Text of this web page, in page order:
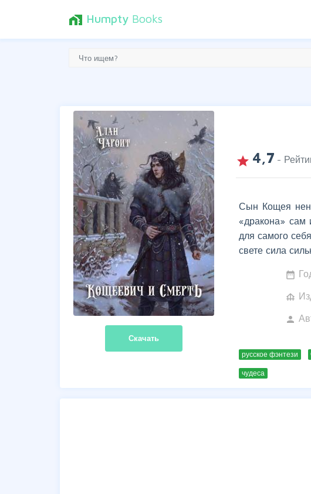
home_work Humpty Books
Скачать
grade 4,7 -
Сын Кощея
«дракона» сам
для самого
свете сила
date_range
foundation
person
русское фэнтези
чудеса